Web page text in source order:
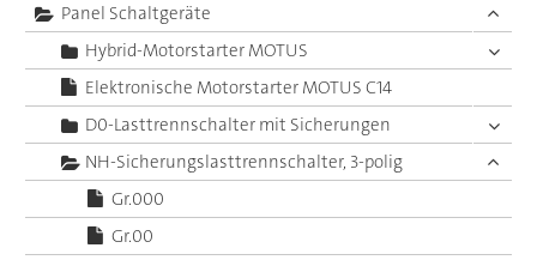
Panel Schaltgeräte
Hybrid-Motorstarter MOTUS
Elektronische Motorstarter MOTUS C14
D0-Lasttrennschalter mit Sicherungen
NH-Sicherungslasttrennschalter, 3-polig
Gr.000
Gr.00